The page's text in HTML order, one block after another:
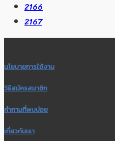
2166
2167
นโยบายการใช้งาน
วิธีสมัครสมาชิก
คำถามที่พบบ่อย
เกี่ยวกับเรา